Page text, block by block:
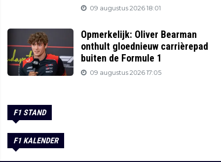
09 augustus 2026 18:01
Opmerkelijk: Oliver Bearman
onthult gloednieuw carrièrepad
buiten de Formule 1
09 augustus 2026 17:05
F1 STAND
F1 KALENDER